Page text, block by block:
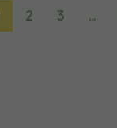
2 3 ...